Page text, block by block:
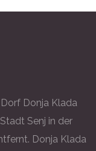
Donja Klada
Senj in der
Donja Klada